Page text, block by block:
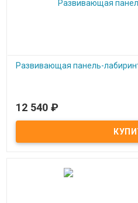
Развивающая панель-
Под заказ
Развивающая панель-лабиринт
12 540 ₽